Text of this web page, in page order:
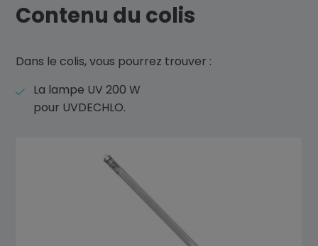
Contenu du colis
Dans le colis, vous pourrez trouver :
La lampe UV 200 W
pour UVDECHLO.